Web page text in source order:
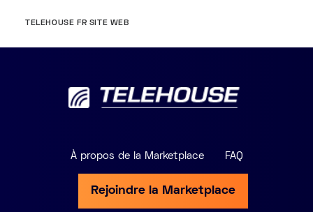
TELEHOUSE FR SITE WEB
À propos de la Marketplace FAQ
Rejoindre la Marketplace